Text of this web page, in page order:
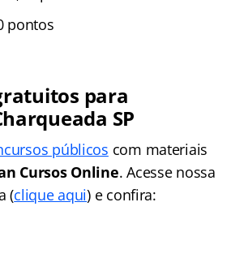
pontos
para
SP
públicos com materiais
Cursos Online. Acesse nossa
(clique aqui) e confira: